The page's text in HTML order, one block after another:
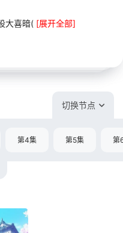
大喜暗( [展开全部]
切换节点
第4集 第5集 第